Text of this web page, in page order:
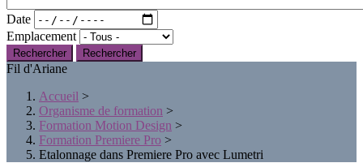
Date
Emplacement
Rechercher
Fil d'Ariane
Accueil >
Organisme de formation >
Formation Motion Design >
Formation Premiere Pro >
Etalonnage dans Premiere Pro avec Lumetri